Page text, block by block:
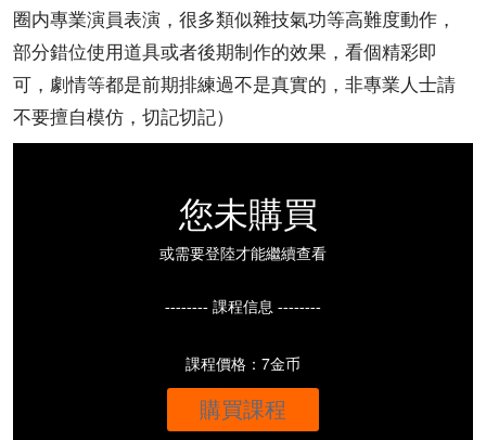
圈内專業演員表演，很多類似雜技氣功等高難度動作，
部分錯位使用道具或者後期制作的效果，看個精彩即
可，劇情等都是前期排練過不是真實的，非專業人士請
不要擅自模仿，切記切記）
您未購買
或需要登陸才能繼續查看
-------- 課程信息 --------
課程價格：7金币
購買課程